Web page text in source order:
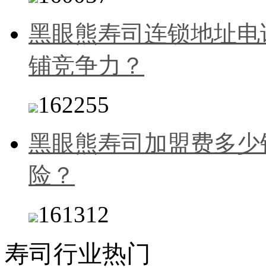
黑眼熊寿司连锁地址
铺竞争力？
162255
黑眼熊寿司加盟费多
险？
161312
寿司行业热门